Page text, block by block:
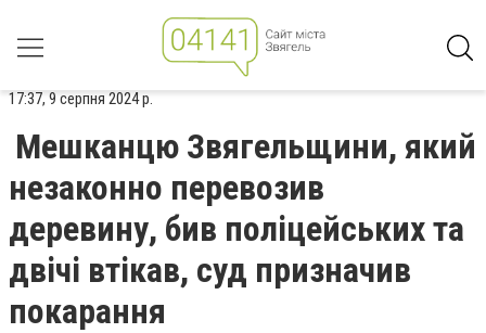
17:37, 9 серпня 2024 р.
Мешканцю Звягельщини, який
незаконно перевозив
деревину, бив поліцейських та
двічі втікав, суд призначив
покарання